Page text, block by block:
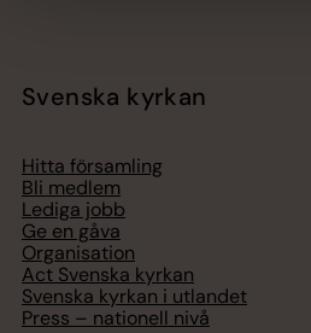
Svenska kyrkan
Hitta församling
Bli medlem
Lediga jobb
Ge en gåva
Organisation
Act Svenska kyrkan
Svenska kyrkan i utlandet
Press – nationell nivå